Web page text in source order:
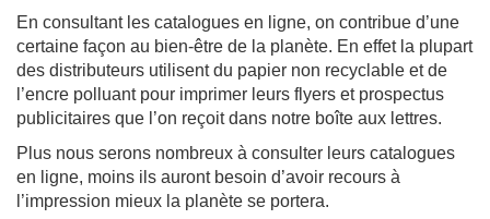
En consultant les catalogues en ligne, on contribue d’une
certaine façon au bien-être de la planète. En effet la plupart
des distributeurs utilisent du papier non recyclable et de
l’encre polluant pour imprimer leurs flyers et prospectus
publicitaires que l’on reçoit dans notre boîte aux lettres.
Plus nous serons nombreux à consulter leurs catalogues
en ligne, moins ils auront besoin d’avoir recours à
l’impression mieux la planète se portera.